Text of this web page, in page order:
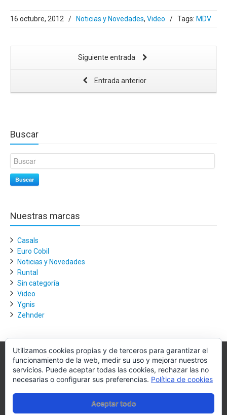
16 octubre, 2012 / Noticias y Novedades, Video / Tags: MDV
Siguiente entrada
Entrada anterior
Buscar
Buscar
Nuestras marcas
Casals
Euro Cobil
Noticias y Novedades
Runtal
Sin categoría
Video
Ygnis
Zehnder
Villagra.es
mercado de la climatización y edificación.
Utilizamos cookies propias y de terceros para garantizar el
funcionamiento de la web, medir su uso y mejorar nuestros
servicios. Puede aceptar todas las cookies, rechazar las no
necesarias o configurar sus preferencias. Política de cookies
Aceptar todo